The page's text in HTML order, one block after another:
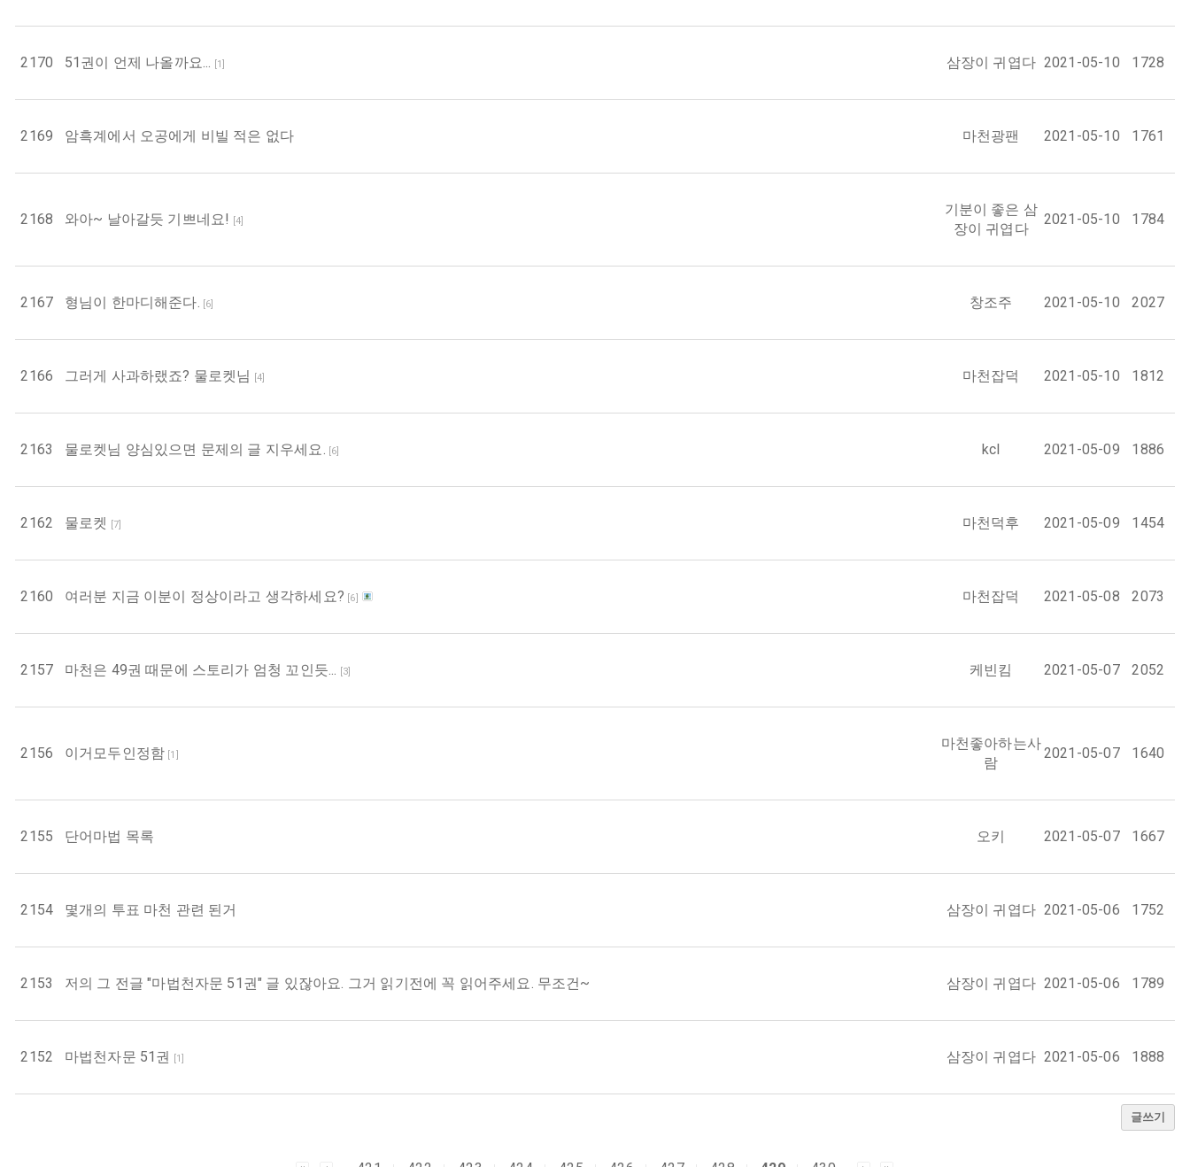
2170 51권이 언제 나올까요... [1] 삼장이 귀엽다 2021-05-10 1728
2169 암흑계에서 오공에게 비빌 적은 없다 마천광팬 2021-05-10 1761
2168 와아~ 날아갈듯 기쁘네요! [4]
기분이 좋은 삼
장이 귀엽다
2021-05-10 1784
2167 형님이 한마디해준다. [6] 창조주 2021-05-10 2027
2166 그러게 사과하랬죠? 물로켓님 [4] 마천잡덕 2021-05-10 1812
2163 물로켓님 양심있으면 문제의 글 지우세요. [6] kcl 2021-05-09 1886
2162 물로켓 [7] 마천덕후 2021-05-09 1454
2160 여러분 지금 이분이 정상이라고 생각하세요? [6] 마천잡덕 2021-05-08 2073
2157 마천은 49권 때문에 스토리가 엄청 꼬인듯... [3] 케빈킴 2021-05-07 2052
2156 이거모두인정함 [1 ]
마천좋아하는사
람
2021-05-07 1640
2155 단어마법 목록 오키 2021-05-07 1667
2154 몇개의 투표 마천 관련 된거 삼장이 귀엽다 2021-05-06 1752
2153 저의 그 전글 "마법천자문 51권" 글 있잖아요. 그거 읽기전에 꼭 읽어주세요. 무조건~ 삼장이 귀엽다 2021-05-06 1789
2152 마법천자문 51권 [1] 삼장이 귀엽다 2021-05-06 1888
글쓰기